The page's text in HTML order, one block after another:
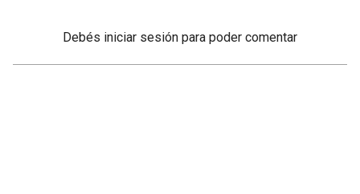
Debés iniciar sesión para poder comentar